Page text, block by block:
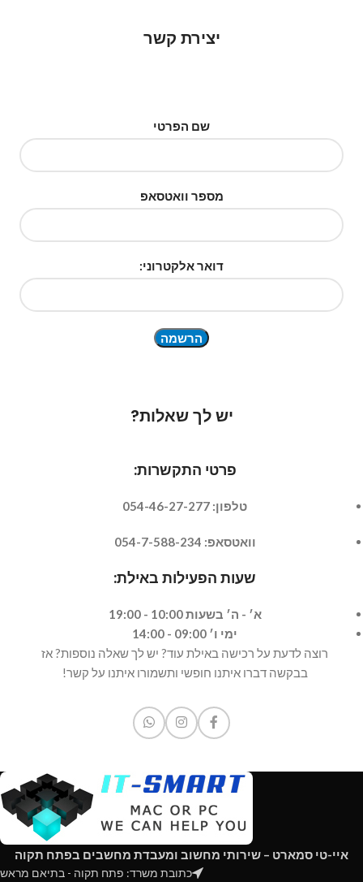
יצירת קשר
שם הפרטי
מספר וואטסאפ
דואר אלקטרוני:
יש לך שאלות?
פרטי התקשרות:
טלפון: 054-46-27-277
וואטסאפ: 054-7-588-234
שעות הפעילות באילת:
א׳ - ה׳ בשעות 10:00 - 19:00
ימי ו׳ 09:00 - 14:00
רוצה לדעת על רכישה באילת עוד? יש לך שאלה נוספות? אז
בבקשה דברו איתנו חופשי ותשמורו איתנו על קשר!
איי-טי סמארט – שירותי מחשוב ומעבדת מחשבים בפתח תקוה
כתובת משרד: פתח תקוה - בתיאם מראש